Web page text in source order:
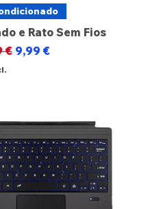
e Rato Sem Fios
normal
€ Preço promocional
9,99 €